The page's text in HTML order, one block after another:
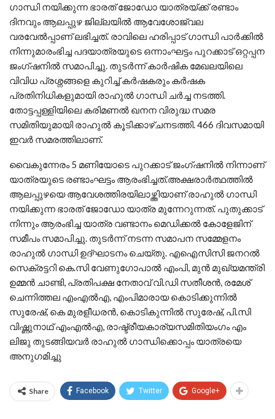
ഗാന്ധി നയിക്കുന്ന ഭാരത് ജോഡോ യാത്രയ്ക്ക് രണ്ടാം
ദിനവും ആലപ്പുഴ ജില്ലയിൽ ആവേശോജ്വല
വരവേൽപ്പാണ് ലഭിച്ചത്. രാവിലെ ഹരിപ്പാട് ഗാന്ധി പാർക്കിൽ
നിന്നുമാരംഭിച്ച പദയാത്രയുടെ ഒന്നാംഘട്ടം പുറക്കാട് ഒറ്റപ്പന
ജംഗ്ഷനിൽ സമാപിച്ചു. തുടർന്ന് കാർഷിക മേഖലയിലെ
വിവിധ പ്രശ്നങ്ങളെ കുറിച്ച് കർഷകരും കർഷക
പ്രതിനിധികളുമായി രാഹുൽ ഗാന്ധി ചർച്ച നടത്തി.
തോട്ടപ്പള്ളിയിലെ കരിമണൽ ഖനന വിരുദ്ധ സമര
സമിതിയുമായി രാഹുൽ കൂടിക്കാഴ്ചനടത്തി. 466 ദിവസമായി
ഇവർ സമരത്തിലാണ്.
വൈകുന്നേരം 5 മണിയോടെ പുറക്കാട് ജംഗ്ഷനിൽ നിന്നാണ്
യാത്രയുടെ രണ്ടാംഘട്ടം ആരംഭിച്ചത്.അക്ഷരാർത്ഥത്തിൽ
ആലപ്പുഴയെ ആവേശത്തിരയിലാഴ്ത്തിയാണ് രാഹുൽ ഗാന്ധി
നയിക്കുന്ന ഭാരത് ജോഡോ യാത്ര മുന്നേറുന്നത്. പുതുക്കാട്
നിന്നും ആരംഭിച്ച യാത്ര വണ്ടാനം മെഡിക്കൽ കോളേജിന്
സമീപം സമാപിച്ചു. തുടർന്ന് നടന്ന സമാപന സമ്മേളനം
രാഹുൽ ഗാന്ധി ഉദ്ഘാടനം ചെയ്തു. എഐസിസി ജനറല്‍
സെക്രട്ടറി കെ.സി വേണുഗോപാൽ എംപി, മുൻ മുഖ്യമന്ത്രി
ഉമ്മൻ ചാണ്ടി, പ്രതിപക്ഷ നേതാവ് വി.ഡി സതീശൻ, രമേശ്
ചെന്നിത്തല എംഎല്‍എ, എംപിമാരായ കൊടിക്കുന്നില്‍
സുരേഷ്, കെ മുരളീധരൻ, കൊടികുന്നിൽ സുരേഷ്, പി.സി
വിഷ്ണുനാഥ് എംഎല്‍എ, രാഷ്ട്രീയകാര്യസമിതിയംഗം എം
ലിജു തുടങ്ങിയവർ രാഹുൽ ഗാന്ധിക്കൊപ്പം യാത്രയെ
അനുഗമിച്ചു
Share Facebook Twitter Google+